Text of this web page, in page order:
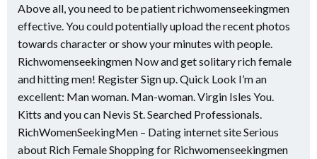
Above all, you need to be patient richwomenseekingmen
effective. You could potentially upload the recent photos
towards character or show your minutes with people.
Richwomenseekingmen Now and get solitary rich female
and hitting men! Register Sign up. Quick Look I’m an
excellent: Man woman. Man-woman. Virgin Isles You.
Kitts and you can Nevis St. Searched Professionals.
RichWomenSeekingMen – Dating internet site Serious
about Rich Female Shopping for Richwomenseekingmen